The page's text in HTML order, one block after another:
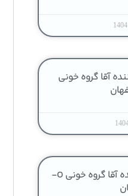
آقا گروه خونی
آگهی عادی — اهداکننده آقا گروه خونی O-